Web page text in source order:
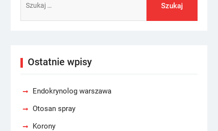
Ostatnie wpisy
Endokrynolog warszawa
Otosan spray
Korony